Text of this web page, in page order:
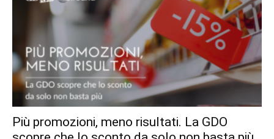
Più promozioni, meno risultati. La GDO